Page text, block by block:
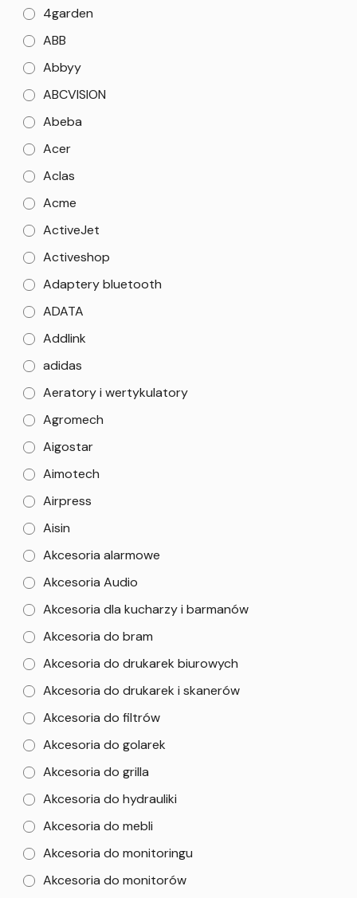
4garden
ABB
Abbyy
ABCVISION
Abeba
Acer
Aclas
Acme
ActiveJet
Activeshop
Adaptery bluetooth
ADATA
Addlink
adidas
Aeratory i wertykulatory
Agromech
Aigostar
Aimotech
Airpress
Aisin
Akcesoria alarmowe
Akcesoria Audio
Akcesoria dla kucharzy i barmanów
Akcesoria do bram
Akcesoria do drukarek biurowych
Akcesoria do drukarek i skanerów
Akcesoria do filtrów
Akcesoria do golarek
Akcesoria do grilla
Akcesoria do hydrauliki
Akcesoria do mebli
Akcesoria do monitoringu
Akcesoria do monitorów